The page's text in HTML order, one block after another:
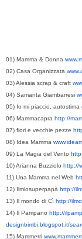
01) Mamma & Donna
02) Casa Organizzata
03) Alessia scrap & craft
04) Samanta Giambarresi
05) Io mi piaccio, autostima
06) Mammacapra http://
07) fiori e vecchie pezze
08) Idea Mamma
09) La Magia del Vento
10) Arianna Buzziolo http://
11) Una Mamma nel Web
12) Ilmiosuperpapà http://
13) Il mondo di Cì http://
14) Il Pampano http://
designbimbi.blogspot.it/
15) Mammerri